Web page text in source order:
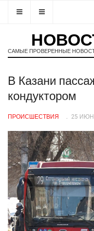
САМЫЕ ПРОВЕРЕННЫЕ
В Казани
кондуктором
ПРОИСШЕСТВИЯ 25